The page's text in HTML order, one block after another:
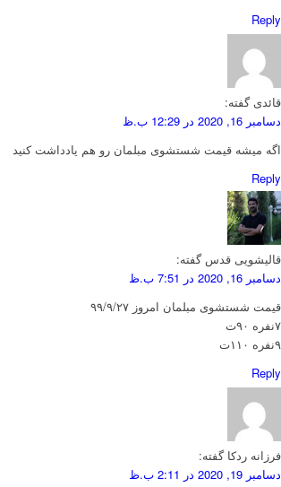
Reply
قائدی گفته:
دسامبر 16, 2020 در 12:29 ب.ظ
اگه میشه قیمت شستشوی مبلمان رو هم یادداشت کنید
Reply
قالیشویی قدس گفته:
دسامبر 16, 2020 در 7:51 ب.ظ
قیمت شستشوی مبلمان امروز ۹۹/۹/۲۷
۷نفره ۹۰ت
۹نفره ۱۱۰ت
Reply
فرزانه ردکا گفته:
دسامبر 19, 2020 در 2:11 ب.ظ